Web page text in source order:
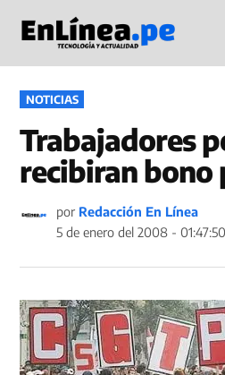
contenido
en
PUBLICADO
EN
NOTICIAS
Trabajadores
recibiran bono
por Redacción En Línea
5 de enero del 2008 - 01:47:50